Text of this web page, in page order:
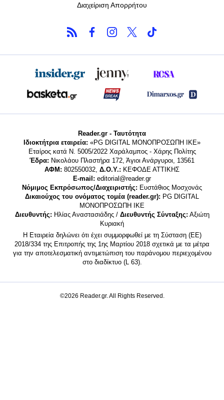
Διαχείριση Απορρήτου
Reader.gr - Ταυτότητα
Ιδιοκτήτρια εταιρεία: «PG DIGITAL MONΟΠΡΟΣΩΠΗ ΙΚΕ»
Εταίρος κατά Ν. 5005/2022 Χαράλαμπος - Χάρης Πολίτης
Έδρα: Νικολάου Πλαστήρα 172, Άγιοι Ανάργυροι, 13561
ΑΦΜ: 802550032, Δ.Ο.Υ.: ΚΕΦΟΔΕ ΑΤΤΙΚΗΣ
E-mail: editorial@reader.gr
Νόμιμος Εκπρόσωπος/Διαχειριστής: Ευστάθιος Μοσχονάς
Δικαιούχος του ονόματος τομέα (reader.gr): PG DIGITAL
MONΟΠΡΟΣΩΠΗ ΙΚΕ
Διευθυντής: Ηλίας Αναστασιάδης / Διευθυντής Σύνταξης: Αξιώτη
Κυριακή
Η Εταιρεία δηλώνει ότι έχει συμμορφωθεί με τη Σύσταση (ΕΕ)
2018/334 της Επιτροπής της 1ης Μαρτίου 2018 σχετικά με τα μέτρα
για την αποτελεσματική αντιμετώπιση του παράνομου περιεχομένου
στο διαδίκτυο (L 63).
©2026 Reader.gr. All Rights Reserved.